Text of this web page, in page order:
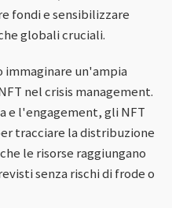
fondi e sensibilizzare
globali cruciali.
immaginare un'ampia
nel crisis management.
e l'engagement, gli NFT
tracciare la distribuzione
le risorse raggiungano
senza rischi di frode o